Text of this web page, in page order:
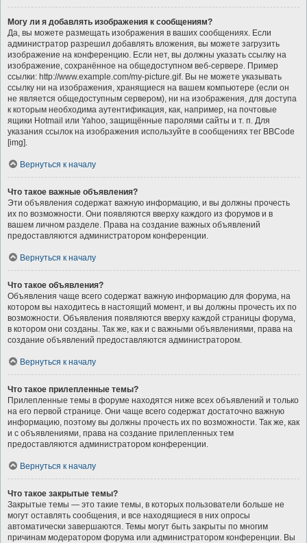
Могу ли я добавлять изображения к сообщениям?
Да, вы можете размещать изображения в ваших сообщениях. Если
администратор разрешил добавлять вложения, вы можете загрузить
изображение на конференцию. Если нет, вы должны указать ссылку на
изображение, сохранённое на общедоступном веб-сервере. Пример
ссылки: http://www.example.com/my-picture.gif. Вы не можете указывать
ссылку ни на изображения, хранящиеся на вашем компьютере (если он
не является общедоступным сервером), ни на изображения, для доступа
к которым необходима аутентификация, как, например, на почтовые
ящики Hotmail или Yahoo, защищённые паролями сайты и т. п. Для
указания ссылок на изображения используйте в сообщениях тег BBCode
[img].
Вернуться к началу
Что такое важные объявления?
Эти объявления содержат важную информацию, и вы должны прочесть
их по возможности. Они появляются вверху каждого из форумов и в
вашем личном разделе. Права на создание важных объявлений
предоставляются администратором конференции.
Вернуться к началу
Что такое объявления?
Объявления чаще всего содержат важную информацию для форума, на
котором вы находитесь в настоящий момент, и вы должны прочесть их по
возможности. Объявления появляются вверху каждой страницы форума,
в котором они созданы. Так же, как и с важными объявлениями, права на
создание объявлений предоставляются администратором.
Вернуться к началу
Что такое прилепленные темы?
Прилепленные темы в форуме находятся ниже всех объявлений и только
на его первой странице. Они чаще всего содержат достаточно важную
информацию, поэтому вы должны прочесть их по возможности. Так же, как
и с объявлениями, права на создание прилепленных тем
предоставляются администратором конференции.
Вернуться к началу
Что такое закрытые темы?
Закрытые темы — это такие темы, в которых пользователи больше не
могут оставлять сообщения, и все находящиеся в них опросы
автоматически завершаются. Темы могут быть закрыты по многим
причинам модератором форума или администратором конференции. Вы